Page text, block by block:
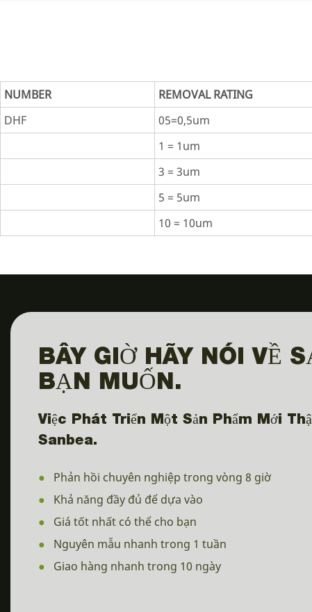
NUMBER REMOVAL RATING
DHF
05=0,5um
1 = 1um
3 = 3um
5 = 5um
10 = 10um
BÂY GIỜ HÃY NÓI VỀ
BẠN MUỐN.
Việc Phát Triển Một Sản Phẩm Mới
Sanbea.
●
Phản hồi chuyên nghiệp trong vòng 8 giờ
●
Khả năng đầy đủ để dựa vào
●
Giá tốt nhất có thể cho bạn
●
Nguyên mẫu nhanh trong 1 tuần
●
Giao hàng nhanh trong 10 ngày